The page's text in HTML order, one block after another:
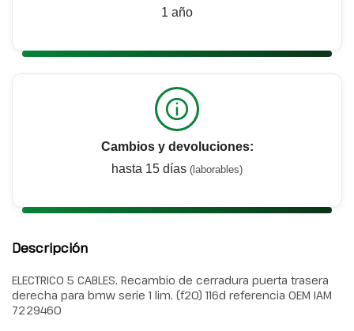
1 año
Cambios y devoluciones:
hasta 15 días (laborables)
Descripción
ELECTRICO 5 CABLES. Recambio de cerradura puerta trasera
derecha para bmw serie 1 lim. (f20) 116d referencia OEM IAM
7229460